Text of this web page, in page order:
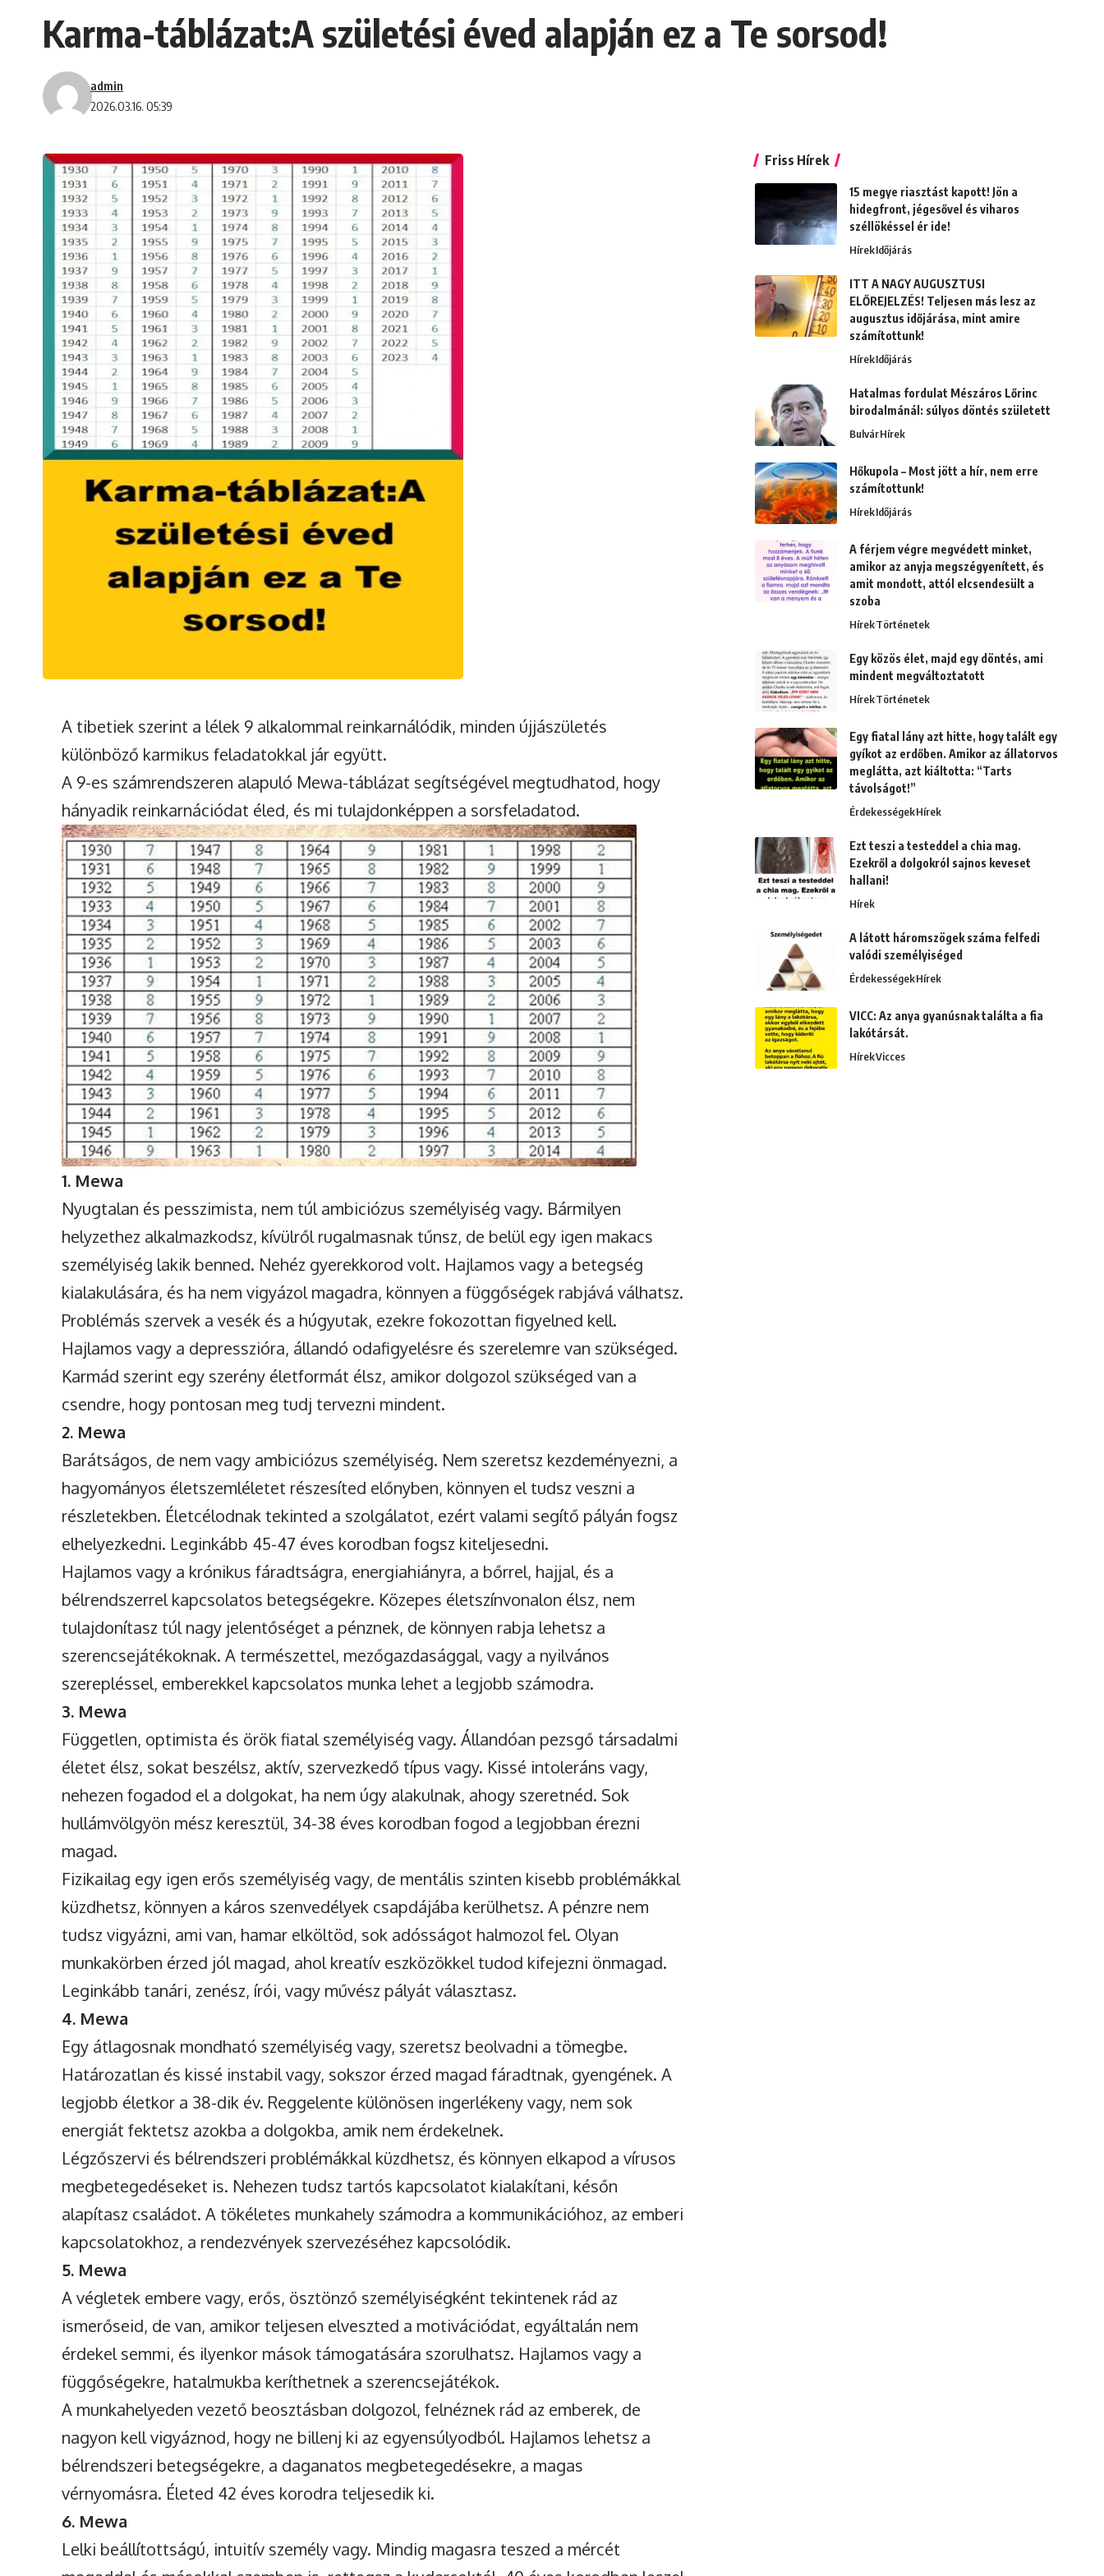
Karma-táblázat:A születési éved alapján ez a Te sorsod!
2026.03.16. 05:39
admin
A tibetiek szerint a lélek 9 alkalommal reinkarnálódik, minden újjászületés
különböző karmikus feladatokkal jár együtt.
A 9-es számrendszeren alapuló Mewa-táblázat segítségével megtudhatod, hogy
hányadik reinkarnációdat éled, és mi tulajdonképpen a sorsfeladatod.
1. Mewa
Nyugtalan és pesszimista, nem túl ambiciózus személyiség vagy. Bármilyen
helyzethez alkalmazkodsz, kívülről rugalmasnak tűnsz, de belül egy igen makacs
személyiség lakik benned. Nehéz gyerekkorod volt. Hajlamos vagy a betegség
kialakulására, és ha nem vigyázol magadra, könnyen a függőségek rabjává válhatsz.
Problémás szervek a vesék és a húgyutak, ezekre fokozottan figyelned kell.
Hajlamos vagy a depresszióra, állandó odafigyelésre és szerelemre van szükséged.
Karmád szerint egy szerény életformát élsz, amikor dolgozol szükséged van a
csendre, hogy pontosan meg tudj tervezni mindent.
2. Mewa
Barátságos, de nem vagy ambiciózus személyiség. Nem szeretsz kezdeményezni, a
hagyományos életszemléletet részesíted előnyben, könnyen el tudsz veszni a
részletekben. Életcélodnak tekinted a szolgálatot, ezért valami segítő pályán fogsz
elhelyezkedni. Leginkább 45-47 éves korodban fogsz kiteljesedni.
Hajlamos vagy a krónikus fáradtságra, energiahiányra, a bőrrel, hajjal, és a
bélrendszerrel kapcsolatos betegségekre. Közepes életszínvonalon élsz, nem
tulajdonítasz túl nagy jelentőséget a pénznek, de könnyen rabja lehetsz a
szerencsejátékoknak. A természettel, mezőgazdasággal, vagy a nyilvános
szerepléssel, emberekkel kapcsolatos munka lehet a legjobb számodra.
3. Mewa
Független, optimista és örök fiatal személyiség vagy. Állandóan pezsgő társadalmi
életet élsz, sokat beszélsz, aktív, szervezkedő típus vagy. Kissé intoleráns vagy,
nehezen fogadod el a dolgokat, ha nem úgy alakulnak, ahogy szeretnéd. Sok
hullámvölgyön mész keresztül, 34-38 éves korodban fogod a legjobban érezni
magad.
Fizikailag egy igen erős személyiség vagy, de mentális szinten kisebb problémákkal
küzdhetsz, könnyen a káros szenvedélyek csapdájába kerülhetsz. A pénzre nem
tudsz vigyázni, ami van, hamar elköltöd, sok adósságot halmozol fel. Olyan
munkakörben érzed jól magad, ahol kreatív eszközökkel tudod kifejezni önmagad.
Leginkább tanári, zenész, írói, vagy művész pályát választasz.
4. Mewa
Egy átlagosnak mondható személyiség vagy, szeretsz beolvadni a tömegbe.
Határozatlan és kissé instabil vagy, sokszor érzed magad fáradtnak, gyengének. A
legjobb életkor a 38-dik év. Reggelente különösen ingerlékeny vagy, nem sok
energiát fektetsz azokba a dolgokba, amik nem érdekelnek.
Légzőszervi és bélrendszeri problémákkal küzdhetsz, és könnyen elkapod a vírusos
megbetegedéseket is. Nehezen tudsz tartós kapcsolatot kialakítani, későn
alapítasz családot. A tökéletes munkahely számodra a kommunikációhoz, az emberi
kapcsolatokhoz, a rendezvények szervezéséhez kapcsolódik.
5. Mewa
A végletek embere vagy, erős, ösztönző személyiségként tekintenek rád az
ismerőseid, de van, amikor teljesen elveszted a motivációdat, egyáltalán nem
érdekel semmi, és ilyenkor mások támogatására szorulhatsz. Hajlamos vagy a
függőségekre, hatalmukba keríthetnek a szerencsejátékok.
A munkahelyeden vezető beosztásban dolgozol, felnéznek rád az emberek, de
nagyon kell vigyáznod, hogy ne billenj ki az egyensúlyodból. Hajlamos lehetsz a
bélrendszeri betegségekre, a daganatos megbetegedésekre, a magas
vérnyomásra. Életed 42 éves korodra teljesedik ki.
6. Mewa
Lelki beállítottságú, intuitív személy vagy. Mindig magasra teszed a mércét
Friss Hírek
15 megye riasztást kapott! Jön a
hidegfront, jégesővel és viharos
széllökéssel ér ide!
HírekIdőjárás
ITT A NAGY AUGUSZTUSI
ELŐREJELZÉS! Teljesen más lesz az
augusztus időjárása, mint amire
számítottunk!
HírekIdőjárás
Hatalmas fordulat Mészáros Lőrinc
birodalmánál: súlyos döntés született
BulvárHírek
Hőkupola – Most jött a hír, nem erre
számítottunk!
HírekIdőjárás
A férjem végre megvédett minket,
amikor az anyja megszégyenített, és
amit mondott, attól elcsendesült a
szoba
HírekTörténetek
Egy közös élet, majd egy döntés, ami
mindent megváltoztatott
HírekTörténetek
Egy fiatal lány azt hitte, hogy talált egy
gyíkot az erdőben. Amikor az állatorvos
meglátta, azt kiáltotta: “Tarts
távolságot!”
ÉrdekességekHírek
Ezt teszi a testeddel a chia mag.
Ezekről a dolgokról sajnos keveset
hallani!
Hírek
A látott háromszögek száma felfedi
valódi személyiséged
ÉrdekességekHírek
VICC: Az anya gyanúsnak találta a fia
lakótársát.
HírekVicces